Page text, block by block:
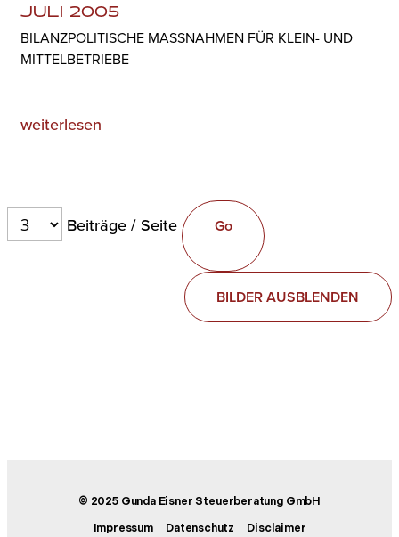
JULI 2005
BILANZPOLITISCHE MASSNAHMEN FÜR KLEIN- UND M
ITTELBETRIEBE
weiterlesen
Beiträge / Seite
BILDER AUSBLENDEN
© 2025 Gunda Eisner Steuerberatung GmbH
Impressum Datenschutz Disclaimer